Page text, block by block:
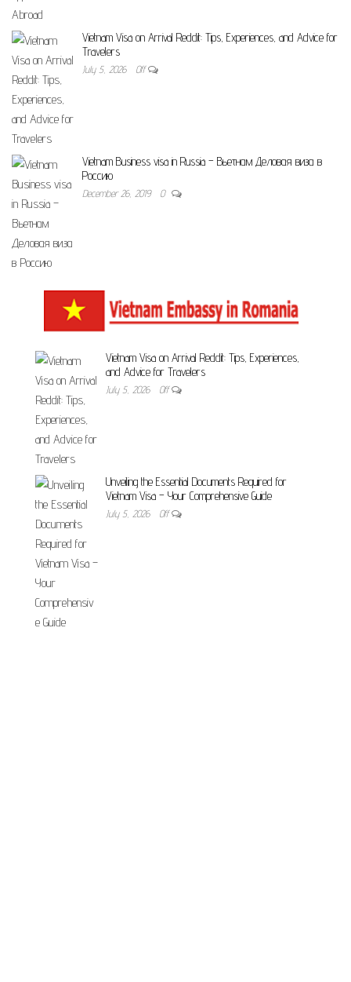
Vietnam Visa on Arrival Reddit: Tips, Experiences, and Advice for
Travelers
July 5, 2026 Off
Vietnam Business visa in Russia – Вьетнам Деловая виза в
Россию
December 26, 2019 0
Vietnam Visa on Arrival Reddit: Tips, Experiences,
and Advice for Travelers
July 5, 2026 Off
Unveiling the Essential Documents Required for
Vietnam Visa – Your Comprehensive Guide
July 5, 2026 Off